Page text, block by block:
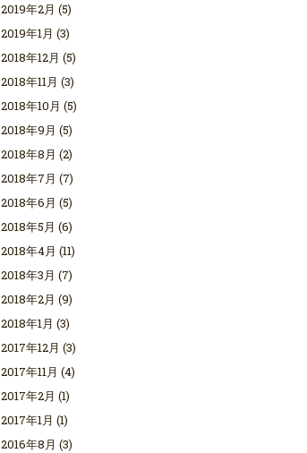
2019年2月 (5)
2019年1月 (3)
2018年12月 (5)
2018年11月 (3)
2018年10月 (5)
2018年9月 (5)
2018年8月 (2)
2018年7月 (7)
2018年6月 (5)
2018年5月 (6)
2018年4月 (11)
2018年3月 (7)
2018年2月 (9)
2018年1月 (3)
2017年12月 (3)
2017年11月 (4)
2017年2月 (1)
2017年1月 (1)
2016年8月 (3)